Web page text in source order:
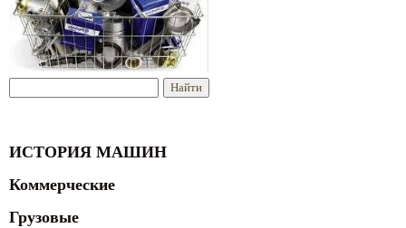
ИСТОРИЯ МАШИН
Коммерческие
Грузовые